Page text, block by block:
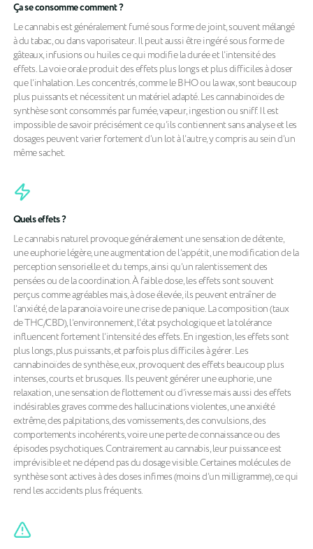
Ça se consomme comment ?
Le cannabis est généralement fumé sous forme de joint, souvent mélangé
à du tabac, ou dans vaporisateur. Il peut aussi être ingéré sous forme de
gâteaux, infusions ou huiles ce qui modifie la durée et l’intensité des
effets. La voie orale produit des effets plus longs et plus difficiles à doser
que l’inhalation. Les concentrés, comme le BHO ou la wax, sont beaucoup
plus puissants et nécessitent un matériel adapté. Les cannabinoïdes de
synthèse sont consommés par fumée, vapeur, ingestion ou sniff. Il est
impossible de savoir précisément ce qu’ils contiennent sans analyse et les
dosages peuvent varier fortement d’un lot à l’autre, y compris au sein d’un
même sachet.
Quels effets ?
Le cannabis naturel provoque généralement une sensation de détente,
une euphorie légère, une augmentation de l’appétit, une modification de la
perception sensorielle et du temps, ainsi qu’un ralentissement des
pensées ou de la coordination. À faible dose, les effets sont souvent
perçus comme agréables mais, à dose élevée, ils peuvent entraîner de
l’anxiété, de la paranoïa voire une crise de panique. La composition (taux
de THC/CBD), l’environnement, l’état psychologique et la tolérance
influencent fortement l’intensité des effets. En ingestion, les effets sont
plus longs, plus puissants, et parfois plus difficiles à gérer. Les
cannabinoïdes de synthèse, eux, provoquent des effets beaucoup plus
intenses, courts et brusques. Ils peuvent générer une euphorie, une
relaxation, une sensation de flottement ou d’ivresse mais aussi des effets
indésirables graves comme des hallucinations violentes, une anxiété
extrême, des palpitations, des vomissements, des convulsions, des
comportements incohérents, voire une perte de connaissance ou des
épisodes psychotiques. Contrairement au cannabis, leur puissance est
imprévisible et ne dépend pas du dosage visible. Certaines molécules de
synthèse sont actives à des doses infimes (moins d’un milligramme), ce qui
rend les accidents plus fréquents.